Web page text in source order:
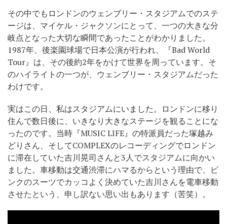
その中でもロンドンのウェンブリー・スタジアムでのステ
ージは、マイケル・ジャクソンにとって、一つの大きな分
岐点となった大切な瞬間であったことがわかりました。
1987年、後楽園球場で日本公演が行われ、『Bad World
Tour』は、その後約2年をかけて世界を周っています。そ
のハイライトの一つが、ウェンブリー・スタジアムだった
わけです。
実はこの日、私はスタジアムにいました。ロンドンに移り
住んで数日後に、いきなり大きなステージを観ることにな
ったのです。当時『MUSIC LIFE』の特派員だった塚越み
どりさん、そしてCOMPLEXのレコーディングでロンドン
に滞在していた吉川晃司さんと3人でスタジアムに向かい
ました。車移動は交通渋滞にハマるからという理由で、ピ
ンクのスーツでカッコよく決めていた吉川さんを電車移動
させたという、申し訳ない思い出もあります（苦笑）。